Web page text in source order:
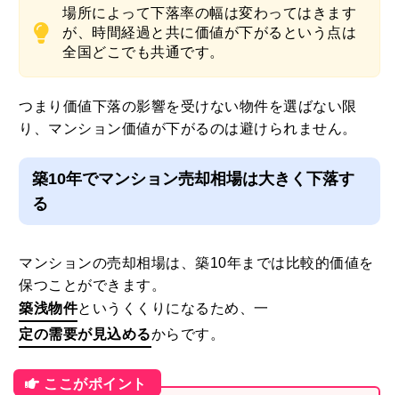
場所によって下落率の幅は変わってはきます
が、時間経過と共に価値が下がるという点は
全国どこでも共通です。
つまり価値下落の影響を受けない物件を選ばない限
り、マンション価値が下がるのは避けられません。
築10年でマンション売却相場は大きく下落す
る
マンションの売却相場は、築10年までは比較的価値を
保つことができます。
築浅物件というくくりになるため、一
定の需要が見込めるからです。